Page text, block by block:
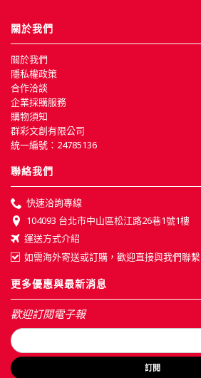
關於我們
關於我們
隱私權政策
合作洽談
企業採購服務
購物須知
群彩文創有限公司
統一編號：24785136
聯絡我們
快速洽詢專線
104093 台北市中山區松江路26巷1號1樓
運送方式介紹
如需海外寄送或訂購，歡迎直接與我們聯繫
更多優惠與最新消息
歡迎訂閱電子報
訂閱